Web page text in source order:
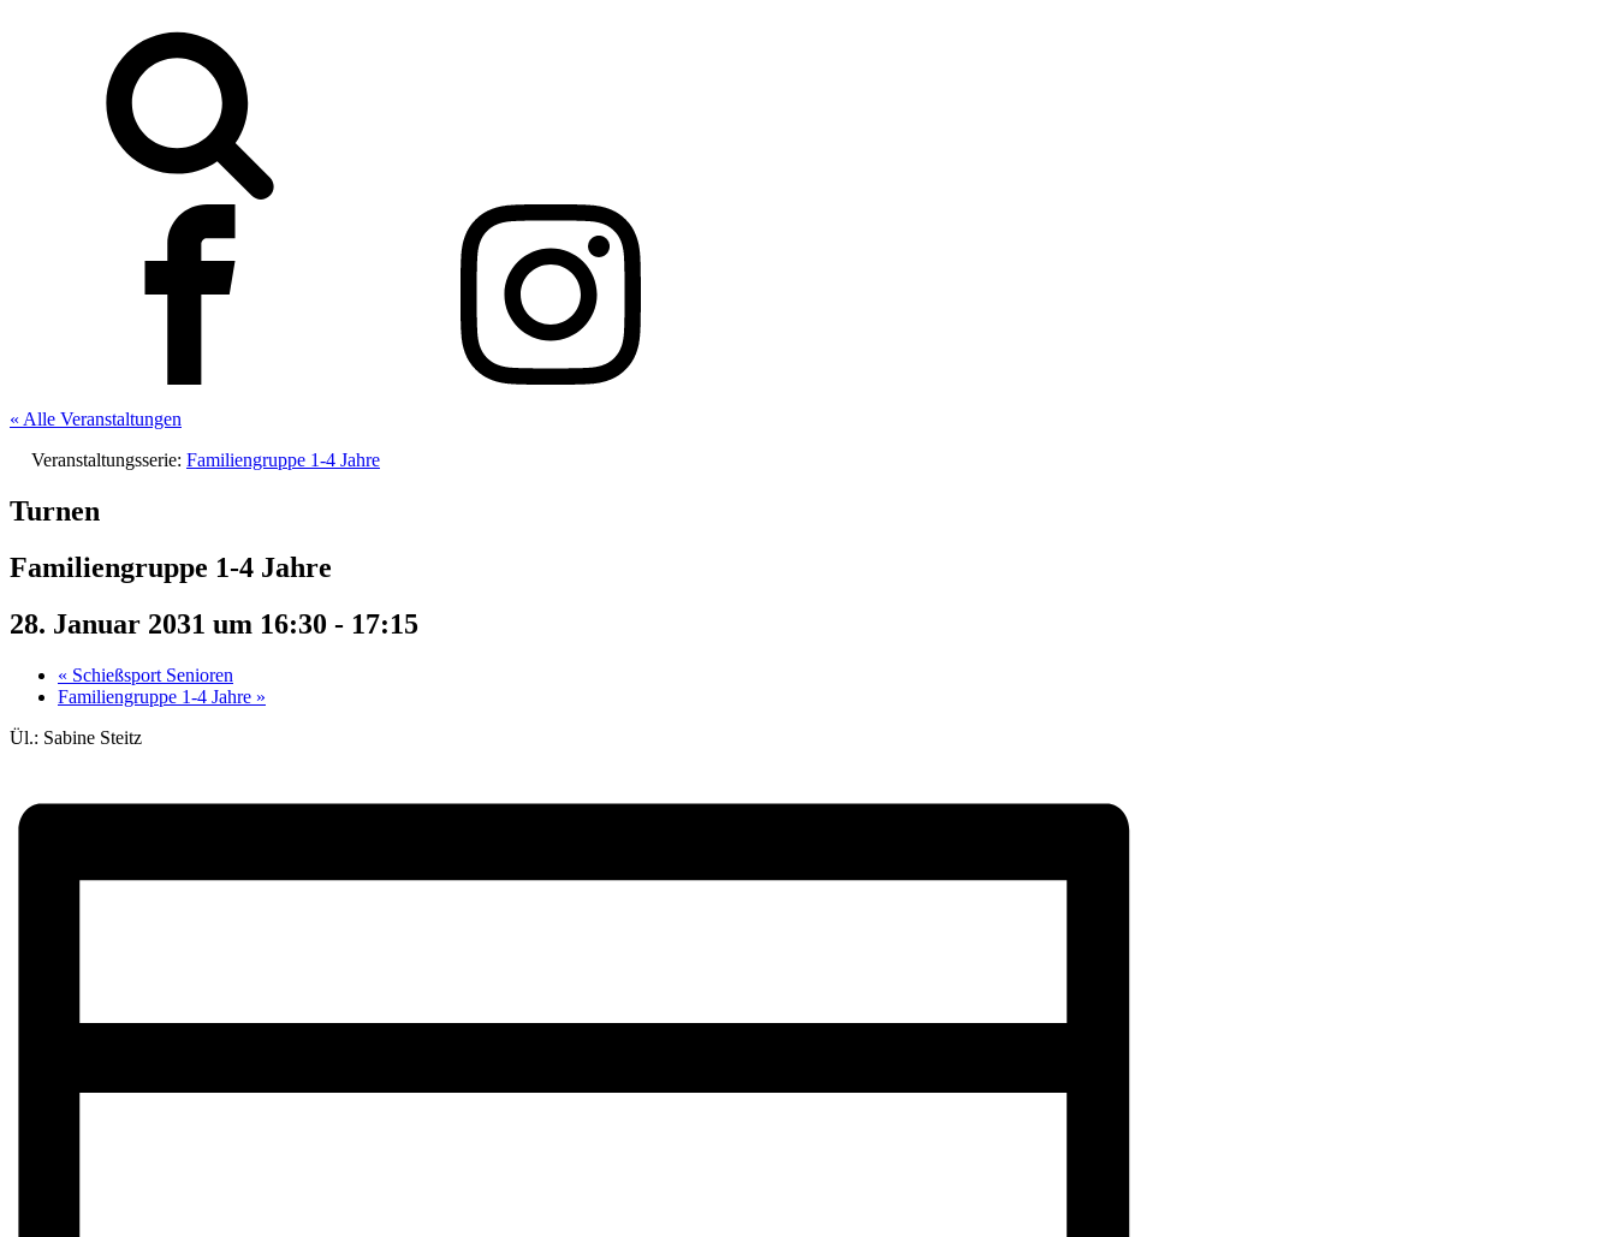
« Alle Veranstaltungen
Veranstaltungsserie: Familiengruppe 1-4 Jahre
Turnen
Familiengruppe 1-4 Jahre
28. Januar 2031 um 16:30 - 17:15
« Schießsport Senioren
Familiengruppe 1-4 Jahre »
Ül.: Sabine Steitz